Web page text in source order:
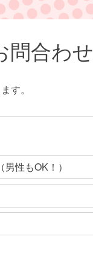
問合わ
す。
性もOK！）